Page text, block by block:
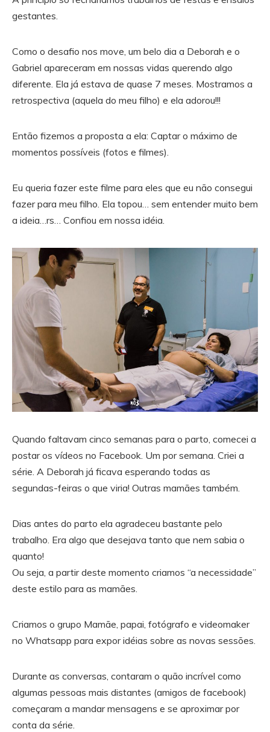
gestantes.
Como o desafio nos move, um belo dia a Deborah e o
Gabriel apareceram em nossas vidas querendo algo
diferente. Ela já estava de quase 7 meses. Mostramos a
retrospectiva (aquela do meu filho) e ela adorou!!!
Então fizemos a proposta a ela: Captar o máximo de
momentos possíveis (fotos e filmes).
Eu queria fazer este filme para eles que eu não consegui
fazer para meu filho. Ela topou… sem entender muito bem
a ideia…rs… Confiou em nossa idéia.
Quando faltavam cinco semanas para o parto, comecei a
postar os vídeos no Facebook. Um por semana. Criei a
série. A Deborah já ficava esperando todas as
segundas-feiras o que viria! Outras mamães também.
Dias antes do parto ela agradeceu bastante pelo
trabalho. Era algo que desejava tanto que nem sabia o
quanto!
Ou seja, a partir deste momento criamos “a necessidade”
deste estilo para as mamães.
Criamos o grupo Mamãe, papai, fotógrafo e videomaker
no Whatsapp para expor idéias sobre as novas sessões.
Durante as conversas, contaram o quão incrível como
algumas pessoas mais distantes (amigos de facebook)
começaram a mandar mensagens e se aproximar por
conta da série.